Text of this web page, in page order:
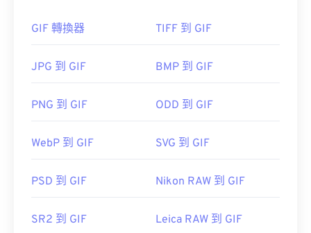
Photo Studio
Corel PaintShop Pro
NRW 轉 JPG
Adobe
Photoshop Lightroom
Zoner Photo Studio
首次發布：
幾乎所有網頁瀏覽器都支援 GIF，這使其比其他圖像
果行動裝置（包括 iPhone 和 iPad）上打開，這使得
器和作業系統上輕鬆開啟。
Photoshop
GIF 轉換器 TIFF 到 GIF
JPG 到 GIF BMP 到 GIF
PNG 到 GIF ODD 到 GIF
WebP 到 GIF SVG 到 GIF
PSD 到 GIF Nikon RAW 到 GIF
SR2 到 GIF Leica RAW 到 GIF